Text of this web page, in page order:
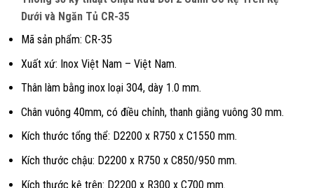
Dưới và Ngăn Tủ CR-35
Mã sản phẩm: CR-35
Xuất xứ: Inox Việt Nam – Việt Nam.
Thân làm bằng inox loại 304, dày 1.0 mm.
Chân vuông 40mm, có điều chỉnh, thanh giằng vuông 30 mm.
Kích thước tổng thể: D2200 x R750 x C1550 mm.
Kích thước chậu: D2200 x R750 x C850/950 mm.
Kích thước kệ trên: D2200 x R300 x C700 mm.